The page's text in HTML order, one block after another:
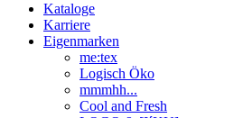
Kataloge
Karriere
Eigenmarken
me:tex
Logisch Öko
mmmhh...
Cool and Fresh